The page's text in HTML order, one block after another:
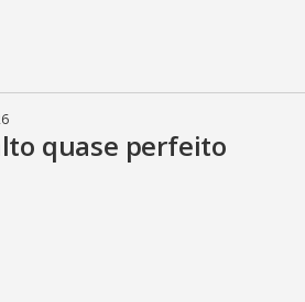
quase perfeito